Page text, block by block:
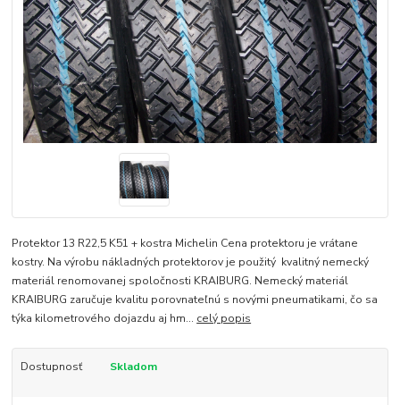
Protektor 13 R22,5 K51 + kostra Michelin Cena protektoru je vrátane
kostry. Na výrobu nákladných protektorov je použitý kvalitný nemecký
materiál renomovanej spoločnosti KRAIBURG. Nemecký materiál
KRAIBURG zaručuje kvalitu porovnateľnú s novými pneumatikami, čo sa
týka kilometrového dojazdu aj hm... celý popis
Dostupnosť Skladom